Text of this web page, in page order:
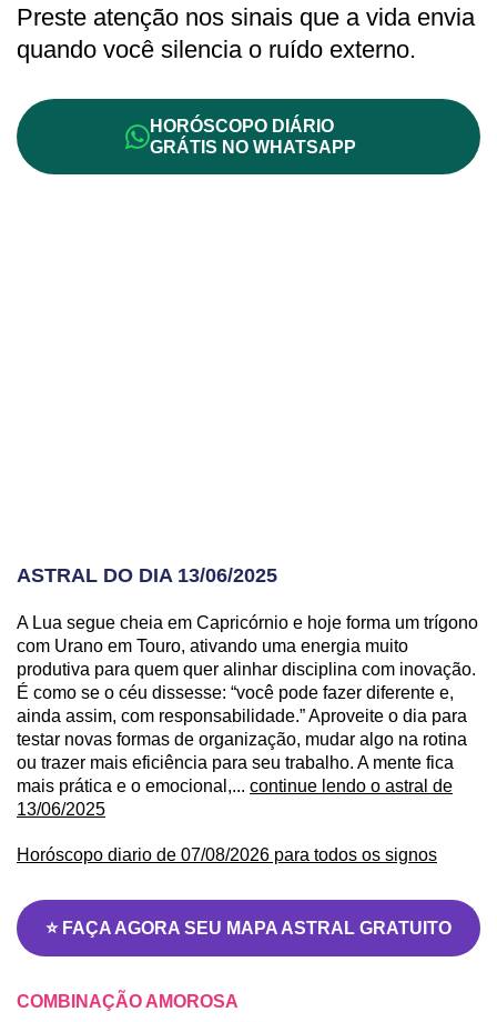
Preste atenção nos sinais que a vida envia
quando você silencia o ruído externo.
HORÓSCOPO DIÁRIO
GRÁTIS NO WHATSAPP
ASTRAL DO DIA 13/06/2025
A Lua segue cheia em Capricórnio e hoje forma um trígono
com Urano em Touro, ativando uma energia muito
produtiva para quem quer alinhar disciplina com inovação.
É como se o céu dissesse: “você pode fazer diferente e,
ainda assim, com responsabilidade.” Aproveite o dia para
testar novas formas de organização, mudar algo na rotina
ou trazer mais eficiência para seu trabalho. A mente fica
mais prática e o emocional,... continue lendo o astral de
13/06/2025
Horóscopo diario de 07/08/2026 para todos os signos
⭐ FAÇA AGORA SEU MAPA ASTRAL GRATUITO
COMBINAÇÃO AMOROSA